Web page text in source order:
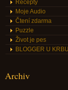
Recepty
Moje Audio
Čtení zdarma
Puzzle
Život je pes
BLOGGER U KRBU
Archiv